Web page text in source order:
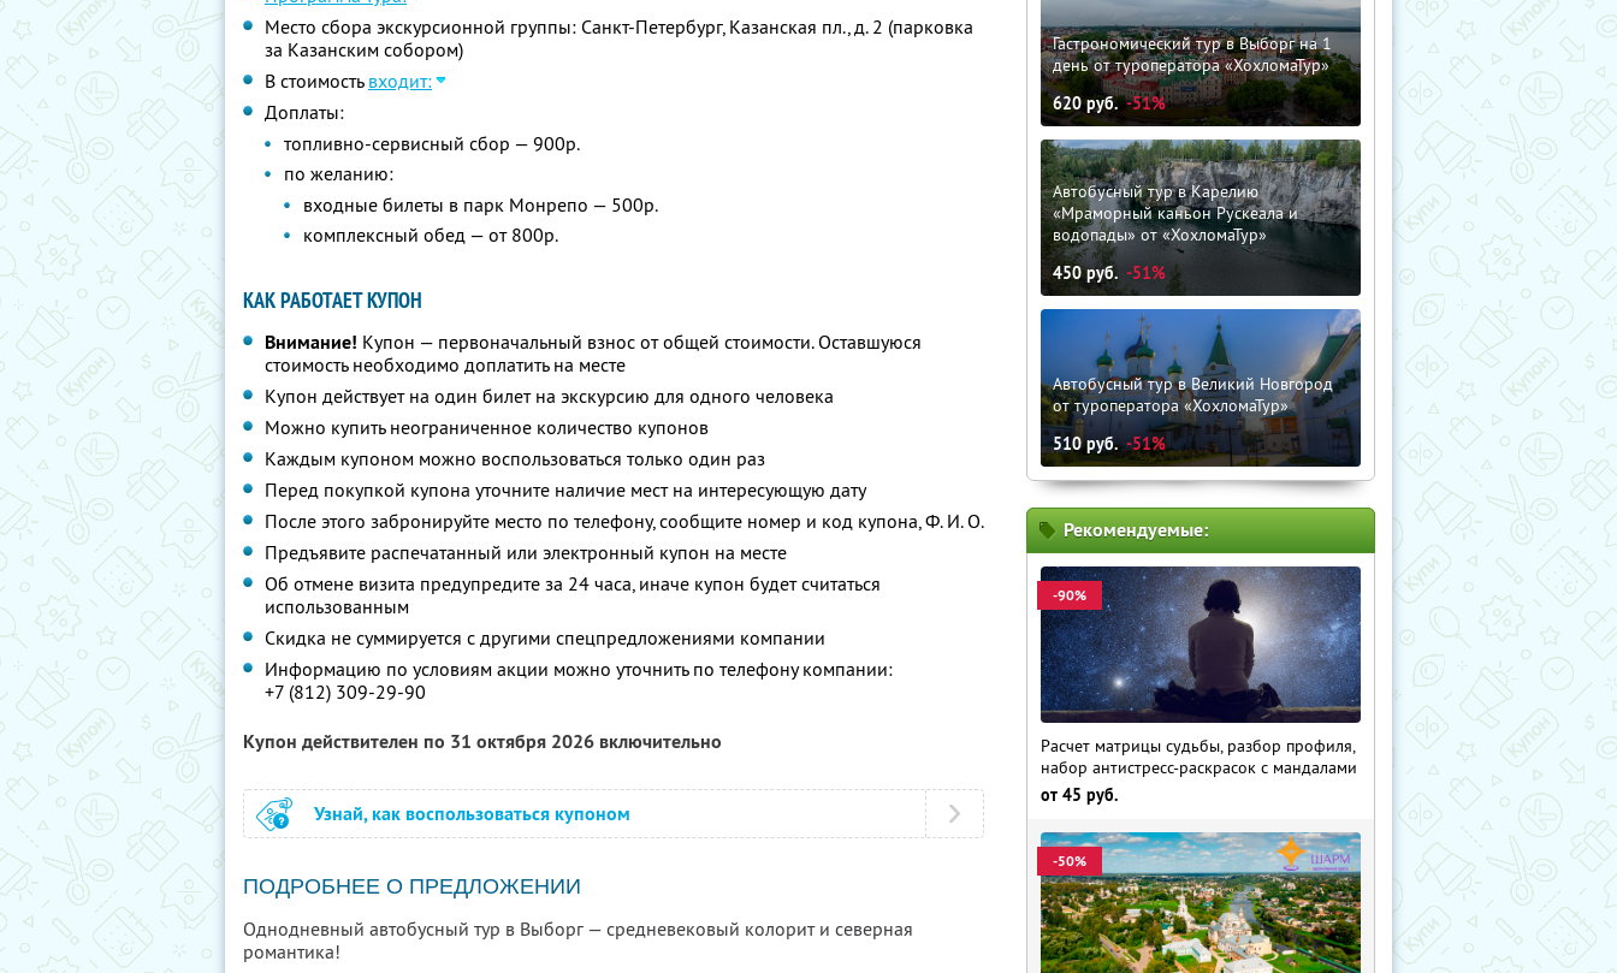
Место сбора экскурсионной группы: Санкт-Петербург, Казанская пл., д. 2 (парковка
за Казанским собором)
В стоимость входит:
Доплаты:
топливно-сервисный сбор — 900р.
по желанию:
входные билеты в парк Монрепо — 500р.
комплексный обед — от 800р.
КАК РАБОТАЕТ КУПОН
Внимание! Купон — первоначальный взнос от общей стоимости. Оставшуюся
стоимость необходимо доплатить на месте
Купон действует на один билет на экскурсию для одного человека
Можно купить неограниченное количество купонов
Каждым купоном можно воспользоваться только один раз
Перед покупкой купона уточните наличие мест на интересующую дату
После этого забронируйте место по телефону, сообщите номер и код купона,Ф. И. О.
Предъявите распечатанный или электронный купон на месте
Об отмене визита предупредите за 24 часа, иначе купон будет считаться
использованным
Скидка не суммируется с другими спецпредложениями компании
Информацию по условиям акции можно уточнить по телефону компании:
+7 (812) 309-29-90
Купон действителен по 31 октября 2026 включительно
Узнай, как воспользоваться купоном
ПОДРОБНЕЕ О ПРЕДЛОЖЕНИИ
Однодневный автобусный тур в Выборг — средневековый колорит и северная
романтика!
Гастрономический тур в Выборг на 1
день от туроператора «ХохломаТур»
620руб. -51%
Автобусный тур в Карелию
«Мраморный каньон Рускеала и
водопады» от «ХохломаТур»
450руб. -51%
Автобусный тур в Великий Новгород
от туроператора «ХохломаТур»
510руб. -51%
Рекомендуемые:
-90%
Расчет матрицы судьбы, разбор профиля,
набор антистресс-раскрасок с мандалами
от 45 руб.
-50%